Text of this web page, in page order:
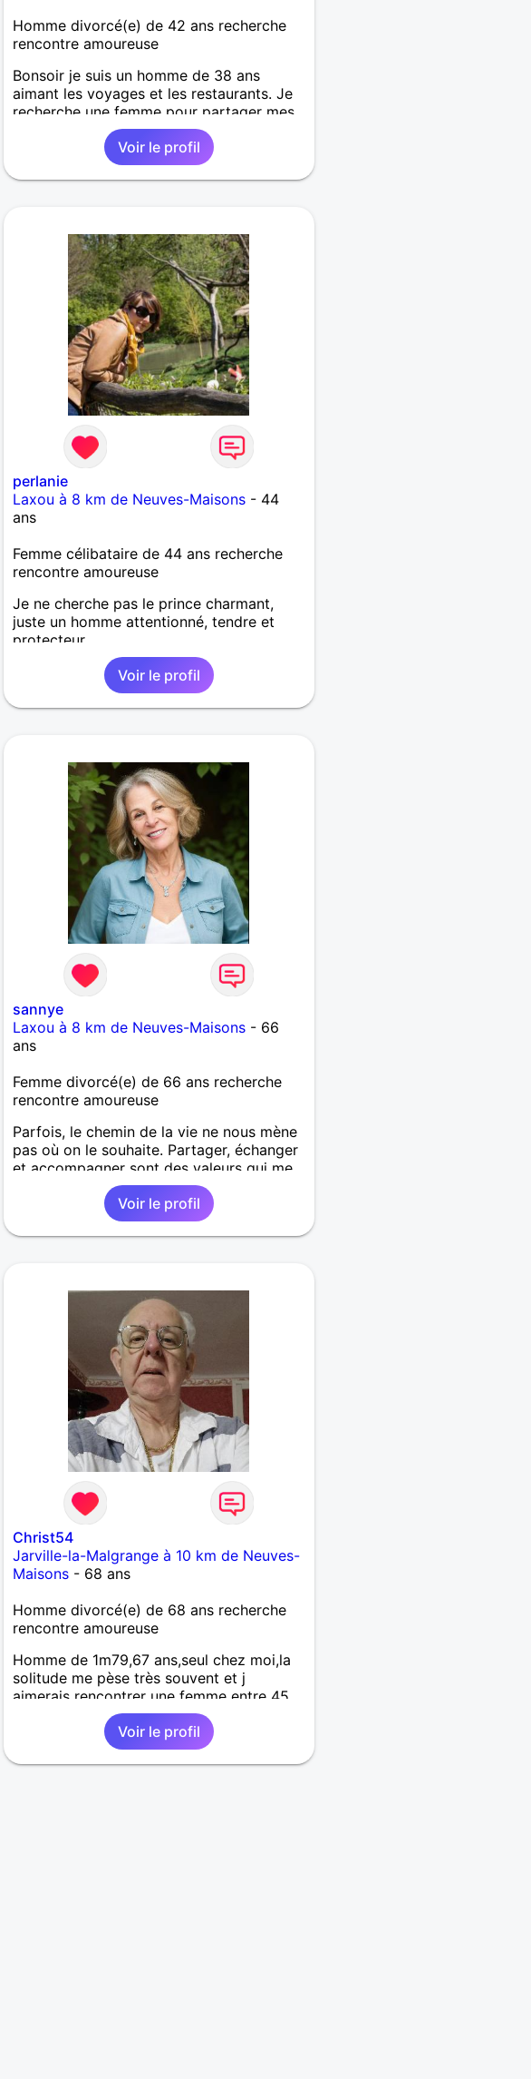
Homme divorcé(e) de 42 ans recherche
rencontre amoureuse
Bonsoir je suis un homme de 38 ans
aimant les voyages et les restaurants. Je
recherche une femme pour partager mes
passions et plus si jamais ça colle très
bien entre nous. J aime beaucoup les
spectacles d humour et les années 80. A
bientôt j espère
Voir le profil
perlanie
Laxou à 8 km de Neuves-Maisons- 44
ans
Femme célibataire de 44 ans recherche
rencontre amoureuse
Je ne cherche pas le prince charmant,
juste un homme attentionné, tendre et
protecteur.
Voir le profil
sannye
Laxou à 8 km de Neuves-Maisons- 66
ans
Femme divorcé(e) de 66 ans recherche
rencontre amoureuse
Parfois, le chemin de la vie ne nous mène
pas où on le souhaite. Partager, échanger
et accompagner sont des valeurs qui me
tiennent à cœur.
Voir le profil
Christ54
Jarville-la-Malgrange à 10 km de Neuves-
Maisons- 68 ans
Homme divorcé(e) de 68 ans recherche
rencontre amoureuse
Homme de 1m79,67 ans,seul chez moi,la
solitude me pèse très souvent et j
aimerais rencontrer une femme entre 45
Voir le profil